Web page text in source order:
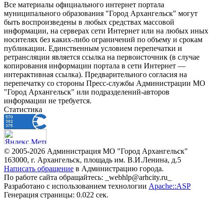
Все материалы официального интернет портала
муниципального образования "Город Архангельск" могут
быть воспроизведены в любых средствах массовой
информации, на серверах сети Интернет или на любых иных
носителях без каких-либо ограничений по объему и срокам
публикации. Единственным условием перепечатки и
ретрансляции является ссылка на первоисточник (в случае
копирования информации портала в сети Интернет —
интерактивная ссылка). Предварительного согласия на
перепечатку со стороны Пресс-службы Администрации МО
"Город Архангельск" или подразделений-авторов
информации не требуется.
Статистика
© 2005-2026 Администрация МО "Город Архангельск"
163000, г. Архангельск, площадь им. В.И.Ленина, д.5
Написать обращение в Администрацию города.
По работе сайта обращайтесь: _webhlp@arhcity.ru_
Разработано с использованием технологии Apache::ASP
Генерация страницы: 0.022 сек.